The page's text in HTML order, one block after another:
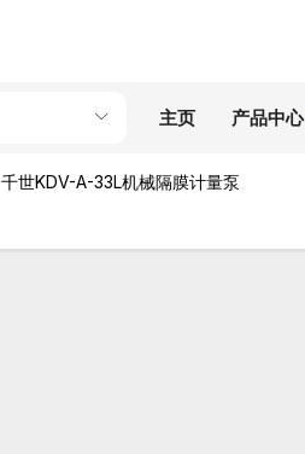
主页 产品中心
千世KDV-A-33L机械隔膜计量泵